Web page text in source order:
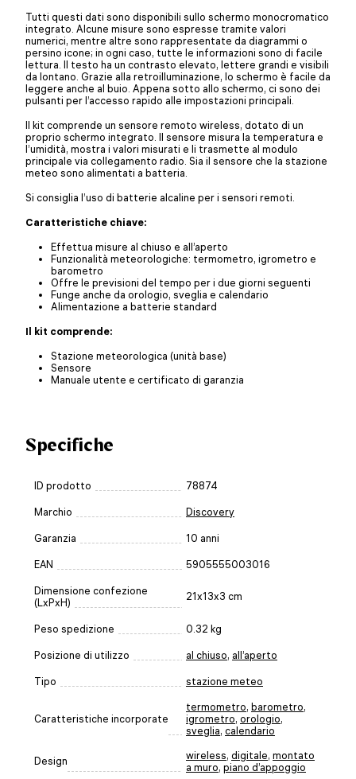
Tutti questi dati sono disponibili sullo schermo monocromatico
integrato. Alcune misure sono espresse tramite valori
numerici, mentre altre sono rappresentate da diagrammi o
persino icone; in ogni caso, tutte le informazioni sono di facile
lettura. Il testo ha un contrasto elevato, lettere grandi e visibili
da lontano. Grazie alla retroilluminazione, lo schermo è facile da
leggere anche al buio. Appena sotto allo schermo, ci sono dei
pulsanti per l’accesso rapido alle impostazioni principali.
Il kit comprende un sensore remoto wireless, dotato di un
proprio schermo integrato. Il sensore misura la temperatura e
l’umidità, mostra i valori misurati e li trasmette al modulo
principale via collegamento radio. Sia il sensore che la stazione
meteo sono alimentati a batteria.
Si consiglia l’uso di batterie alcaline per i sensori remoti.
Caratteristiche chiave:
Effettua misure al chiuso e all’aperto
Funzionalità meteorologiche: termometro, igrometro e
barometro
Offre le previsioni del tempo per i due giorni seguenti
Funge anche da orologio, sveglia e calendario
Alimentazione a batterie standard
Il kit comprende:
Stazione meteorologica (unità base)
Sensore
Manuale utente e certificato di garanzia
Specifiche
ID prodotto 78874
Marchio Discovery
Garanzia 10 anni
EAN 5905555003016
Dimensione confezione
(LxPxH)
21x13x3 cm
Peso spedizione 0.32 kg
Posizione di utilizzo al chiuso, all’aperto
Tipo stazione meteo
Caratteristiche incorporate
termometro, barometro,
igrometro, orologio,
sveglia, calendario
Design wireless, digitale, montato
a muro, piano d’appoggio